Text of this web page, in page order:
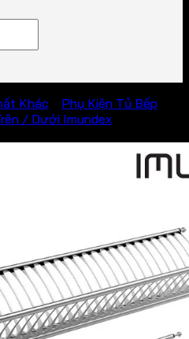
Khác Phụ Kiện Tủ Bếp
/ Dưới Imundex